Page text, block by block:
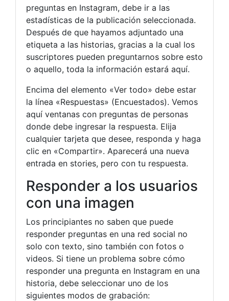
preguntas en Instagram, debe ir a las
estadísticas de la publicación seleccionada.
Después de que hayamos adjuntado una
etiqueta a las historias, gracias a la cual los
suscriptores pueden preguntarnos sobre esto
o aquello, toda la información estará aquí.
Encima del elemento «Ver todo» debe estar
la línea «Respuestas» (Encuestados). Vemos
aquí ventanas con preguntas de personas
donde debe ingresar la respuesta. Elija
cualquier tarjeta que desee, responda y haga
clic en «Compartir». Aparecerá una nueva
entrada en stories, pero con tu respuesta.
Responder a los usuarios
con una imagen
Los principiantes no saben que puede
responder preguntas en una red social no
solo con texto, sino también con fotos o
videos. Si tiene un problema sobre cómo
responder una pregunta en Instagram en una
historia, debe seleccionar uno de los
siguientes modos de grabación: